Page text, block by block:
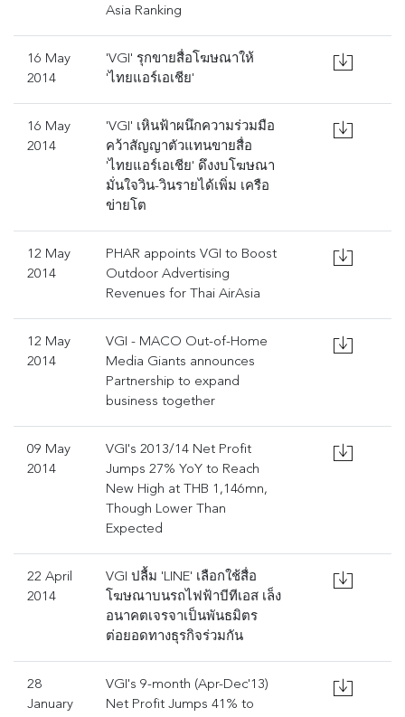
Asia Ranking
16 May
2014
'VGI' รุกขายสื่อโฆษณาให้
'ไทยแอร์เอเชีย'
16 May
2014
'VGI' เหินฟ้าผนึกความร่วมมือ
คว้าสัญญาตัวแทนขายสื่อ
'ไทยแอร์เอเชีย' ดึงงบโฆษณา
มั่นใจวิน-วินรายได้เพิ่ม เครือ
ข่ายโต
12 May
2014
PHAR appoints VGI to Boost
Outdoor Advertising
Revenues for Thai AirAsia
12 May
2014
VGI - MACO Out-of-Home
Media Giants announces
Partnership to expand
business together
09 May
2014
VGI's 2013/14 Net Profit
Jumps 27% YoY to Reach
New High at THB 1,146mn,
Though Lower Than
Expected
22 April
2014
VGI ปลื้ม 'LINE' เลือกใช้สื่อ
โฆษณาบนรถไฟฟ้าบีทีเอส เล็ง
อนาคตเจรจาเป็นพันธมิตร
ต่อยอดทางธุรกิจร่วมกัน
28
January
VGI's 9-month (Apr-Dec'13)
Net Profit Jumps 41% to